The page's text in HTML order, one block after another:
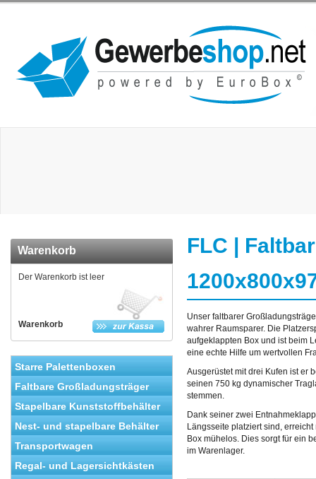
Warenkorb
Warenkorb
Der Warenkorb ist leer
Starre Palettenboxen
Faltbare Großladungsträger
Stapelbare Kunststoffbehälter
Nest- und stapelbare Behälter
Transportwagen
Regal- und Lagersichtkästen
FLC |
Unser faltbarer
wahrer Raumsparer. Die
aufgeklappten Box und ist beim
eine echte Hilfe um wertvollen
Ausgerüstet mit drei Kufen ist er
seinen 750 kg dynamischer
stemmen.
Dank seiner zwei
Längsseite platziert sind,
Box mühelos. Dies sorgt für ein
im Warenlager.